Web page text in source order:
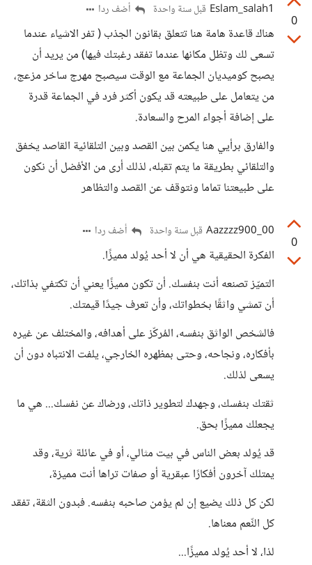
0
Eslam_salah1 قبل سنة واحدة أضف ردا
هناك قاعدة هامة هنا تتعلق بقانون الجذب ( تفر الاشياء عندما
تسعى لك وتظل مكانها عندما تفقد رغبتك فيها) من يريد أن
يصبح كوميديان الجماعة مع الوقت سيصبح مهرج ساخر مزعج،
من يتعامل على طبيعته قد يكون أكثر فرد في الجماعة قدرة
على إضافة أجواء المرح والسعادة.
والفارق برأيي هنا يكمن بين القصد وبين التلقائية القاصد يخفق
والتلقائي بطريقة ما يتم تقبله، لذلك أرى من الأفضل أن نكون
على طبيعتنا تماما ونتوقف عن القصد والتظاهر
0
Aazzzz900_00 قبل سنة واحدة أضف ردا
الفكرة الحقيقية هي أن لا أحد يُولد مميزًا.
التميّز تصنعه أنت بنفسك. أن تكون مميزًا يعني أن تكتفي بذاتك،
أن تمشي واثقًا بخطواتك، وأن تعرف جيدًا قيمتك.
فالشخص الواثق بنفسه، المُركّز على أهدافه، والمختلف عن غيره
بأفكاره، ونجاحه، وحتى بمظهره الخارجي، يلفت الانتباه دون أن
يسعى لذلك.
ثقتك بنفسك، وجهدك لتطوير ذاتك، ورضاك عن نفسك... هي ما
يجعلك مميزًا بحق.
قد يُولد بعض الناس في بيت مثالي، أو في عائلة ثرية، وقد
يمتلك آخرون أفكارًا عبقرية أو صفات تراها أنت مميزة،
لكن كل ذلك يضيع إن لم يؤمن صاحبه بنفسه. فبدون الثقة، تفقد
كل النِّعم معناها.
لذا، لا أحد يُولد مميزًا...